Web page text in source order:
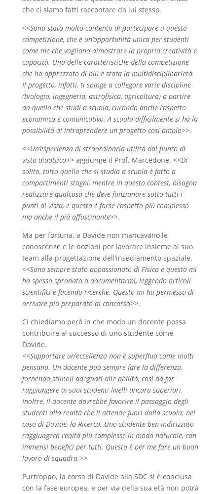
che ci siamo fatti raccontare da lui stesso.
<<Sono stato molto contento di partecipare a questa
competizione, che è un’opportunità unica per studenti
come me che vogliono dimostrare la propria creatività e
capacità. Una delle caratteristiche della competizione
che ho apprezzato di più è stata la multidisciplinarietà.
Il progetto, infatti, ti spinge a collegare varie discipline
(biologia, ingegneria, astrofisica, agricoltura) a partire
da quello che studi a scuola, curando anche l’aspetto
economico e comunicativo. A scuola difficilmente si ha la
possibilità di intraprendere un progetto così ampio>>.
<<Un’esperienza di straordinaria utilità dal punto di
vista didattico>> aggiunge il Prof. Marcedone. <<Di
solito, tutto quello che si studia a scuola è fatto a
compartimenti stagni, mentre in questo contest, bisogna
realizzare qualcosa che deve funzionare sotto tutti i
punti di vista, e questo è forse l’aspetto più complesso
ma anche il più affascinante>>.
Ma per fortuna, a Davide non mancavano le
conoscenze e le nozioni per lavorare insieme al suo
team alla progettazione dell’insediamento spaziale.
<<Sono sempre stato appassionato di Fisica e questo mi
ha spesso spronato a documentarmi, leggendo articoli
scientifici e facendo ricerche. Questo mi ha permesso di
arrivare più preparato al concorso>>.
Ci chiediamo però in che modo un docente possa
contribuire al successo di uno studente come
Davide.
<<Supportare un’eccellenza non è superfluo come molti
pensano. Un docente può sempre fare la differenza,
fornendo stimoli adeguati alle abilità, così da far
raggiungere ai suoi studenti livelli ancora superiori.
Inoltre, il docente dovrebbe favorire il passaggio degli
studenti alla realtà che li attende fuori dalla scuola; nel
caso di Davide, la Ricerca. Uno studente ben indirizzato
raggiungerà realtà più complesse in modo naturale, con
immensi benefici per tutti. Questo è per me fare un buon
lavoro di squadra.>>
Purtroppo, la corsa di Davide alla SDC si è conclusa
con la fase europea, e per via della sua età non potrà